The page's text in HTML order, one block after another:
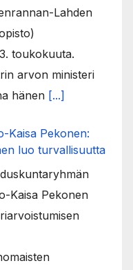
Lahden
toukokuuta.
arvon ministeri
hänen [...]
Kaisa Pekonen:
luo turvallisuutta
Kaisa Pekonen